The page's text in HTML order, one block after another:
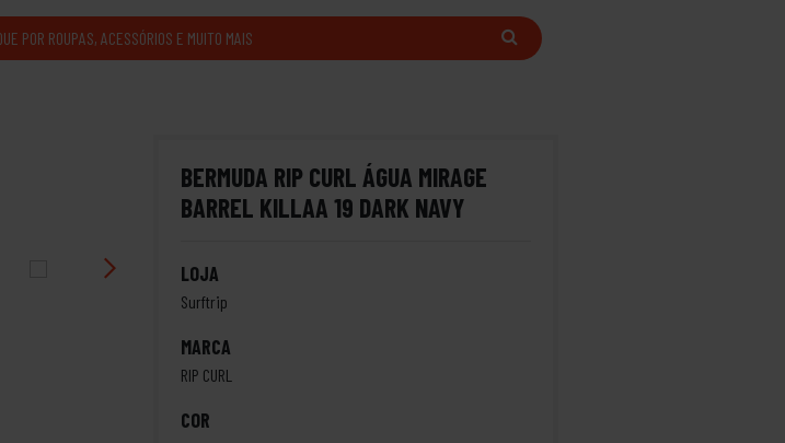
BERMUDA RIP CURL ÁGUA MIRAGE
BARREL KILLAA 19 DARK NAVY
LOJA
Surftrip
MARCA
RIP CURL
COR